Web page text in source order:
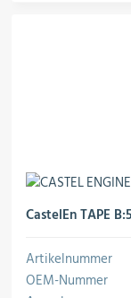
CastelEn TAPE
Artikelnummer
OEM-Nummer